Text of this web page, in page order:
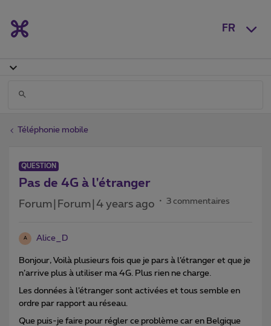
FR
Téléphonie mobile
QUESTION
Pas de 4G à l'étranger
Forum|Forum|4 years ago 3 commentaires
A Alice_D
Bonjour, Voilà plusieurs fois que je pars à l’étranger et que je
n’arrive plus à utiliser ma 4G. Plus rien ne charge.
Les données à l’étranger sont activées et tous semble en
ordre par rapport au réseau.
Que puis-je faire pour régler ce problème car en Belgique